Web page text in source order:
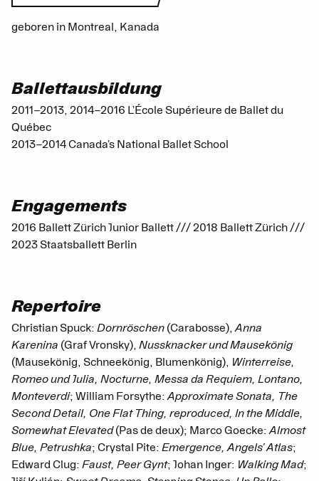
geboren in Montreal, Kanada
Ballettausbildung
2011–2013, 2014–2016 L’École Supérieure de Ballet du
Québec
2013–2014 Canada’s National Ballet School
Engagements
2016 Ballett Zürich Junior Ballett /// 2018 Ballett Zürich ///
2023 Staatsballett Berlin
Repertoire
Christian Spuck: Dornröschen (Carabosse),Anna
Karenina (Graf Vronsky), Nussknacker und Mausekönig
(Mausekönig, Schneekönig, Blumenkönig), Winterreise,
Romeo und Julia, Nocturne, Messa da Requiem, Lontano,
Monteverdi; William Forsythe:Approximate Sonata, The
Second Detail, One Flat Thing, reproduced, In the Middle,
Somewhat Elevated(Pas de deux); Marco Goecke:Almost
Blue, Petrushka; Crystal Pite: Emergence, Angels’ Atlas;
Edward Clug: Faust, Peer Gynt; Johan Inger: Walking Mad;